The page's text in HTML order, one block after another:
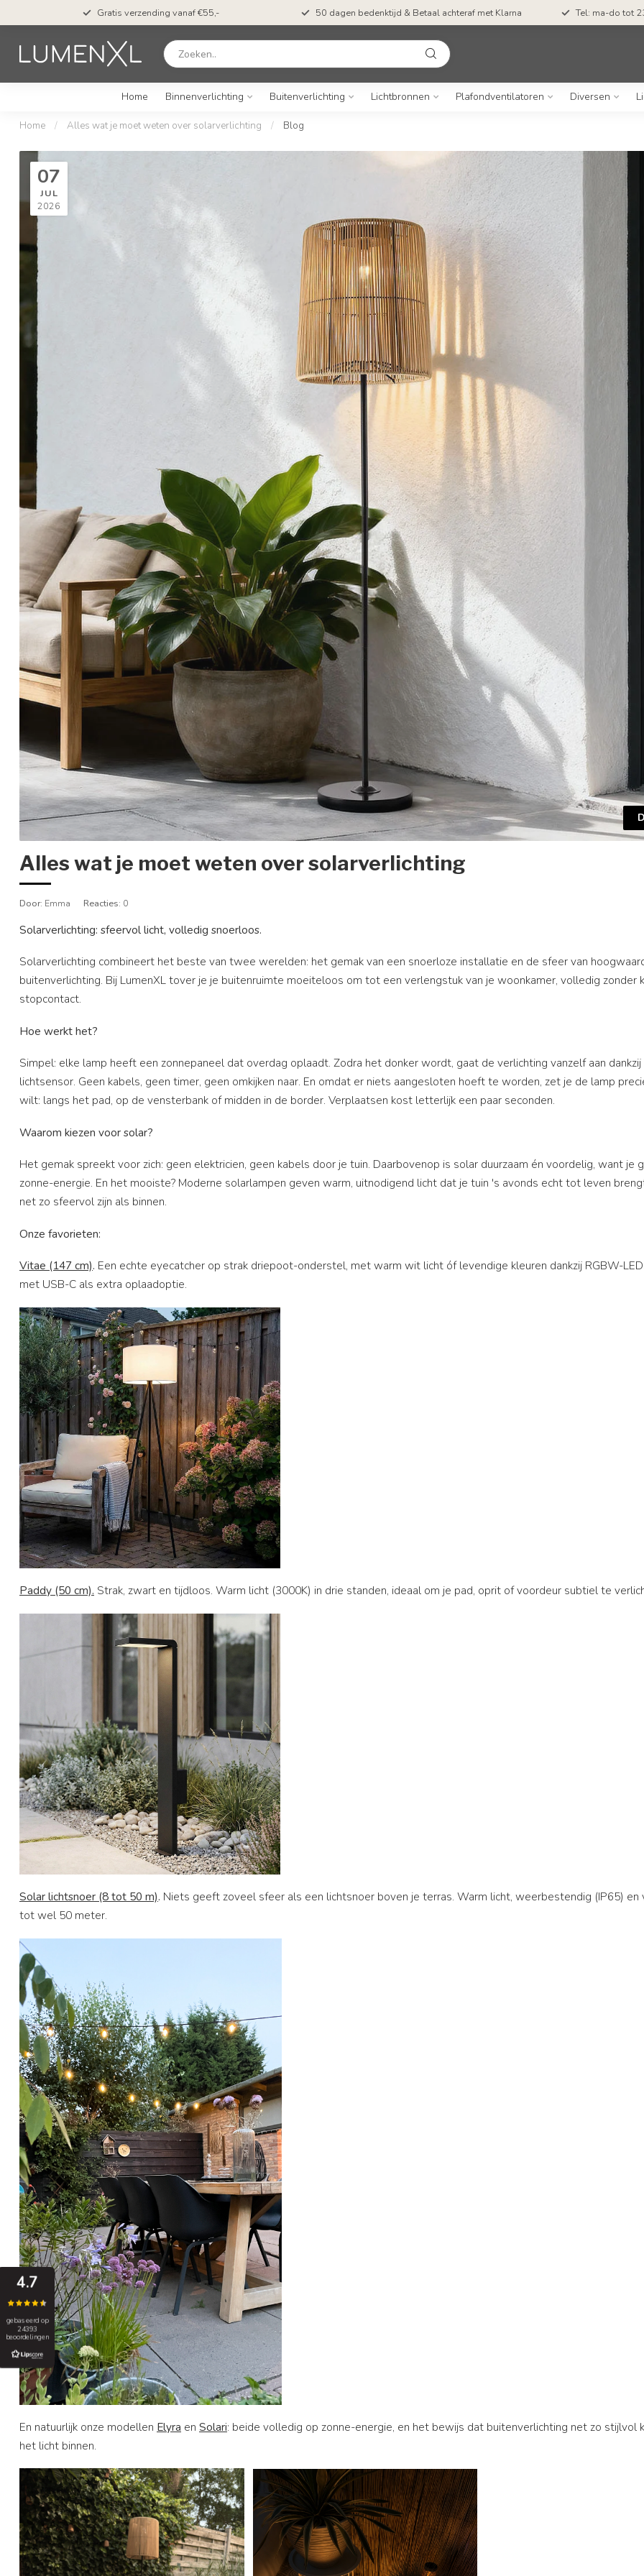
Gratis verzending vanaf €55,- 50 dagen bedenktijd & Betaal achteraf met Klarna Tel: ma-do tot
Home Binnenverlichting Buitenverlichting Lichtbronnen Plafondventilatoren Diversen
Home / Alles wat je moet weten over solarverlichting / Blog
07
JUL
2026
Alles wat je moet weten over solarverlichting
Door: Emma Reacties: 0
Solarverlichting: sfeervol licht, volledig snoerloos.
Solarverlichting combineert het beste van twee werelden: het gemak van een snoerloze installatie en de sfeer van
buitenverlichting. Bij LumenXL tover je je buitenruimte moeiteloos om tot een verlengstuk van je woonkamer, volledig zonder
stopcontact.
Hoe werkt het?
Simpel: elke lamp heeft een zonnepaneel dat overdag oplaadt. Zodra het donker wordt, gaat de verlichting vanzelf aan dankzij
lichtsensor. Geen kabels, geen timer, geen omkijken naar. En omdat er niets aangesloten hoeft te worden, zet je de lamp
wilt: langs het pad, op de vensterbank of midden in de border. Verplaatsen kost letterlijk een paar seconden.
Waarom kiezen voor solar?
Het gemak spreekt voor zich: geen elektricien, geen kabels door je tuin. Daarbovenop is solar duurzaam én voordelig, want je
zonne-energie. En het mooiste? Moderne solarlampen geven warm, uitnodigend licht dat je tuin 's avonds echt tot leven
net zo sfeervol zijn als binnen.
Onze favorieten:
Vitae (147 cm). Een echte eyecatcher op strak driepoot-onderstel, met warm wit licht óf levendige kleuren dankzij RGBW-
met USB-C als extra oplaadoptie.
Paddy (50 cm). Strak, zwart en tijdloos. Warm licht (3000K) in drie standen, ideaal om je pad, oprit of voordeur subtiel te
Solar lichtsnoer (8 tot 50 m). Niets geeft zoveel sfeer als een lichtsnoer boven je terras. Warm licht, weerbestendig (IP65) en
tot wel 50 meter.
En natuurlijk onze modellen Elyra en Solari: beide volledig op zonne-energie, en het bewijs dat buitenverlichting net zo stijlvol
het licht binnen.
4.7
gebaseerd op
24393
beoordelingen